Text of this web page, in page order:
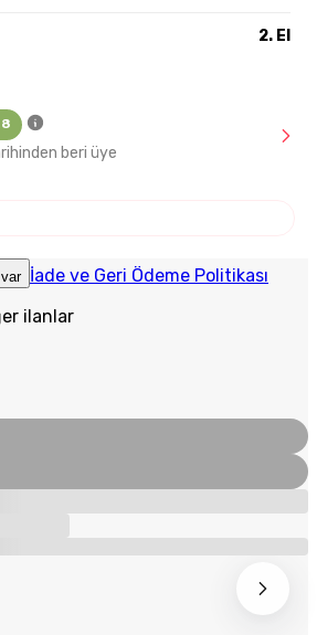
2. El
beri üye
İade ve Geri Ödeme Politikası
ilanlar